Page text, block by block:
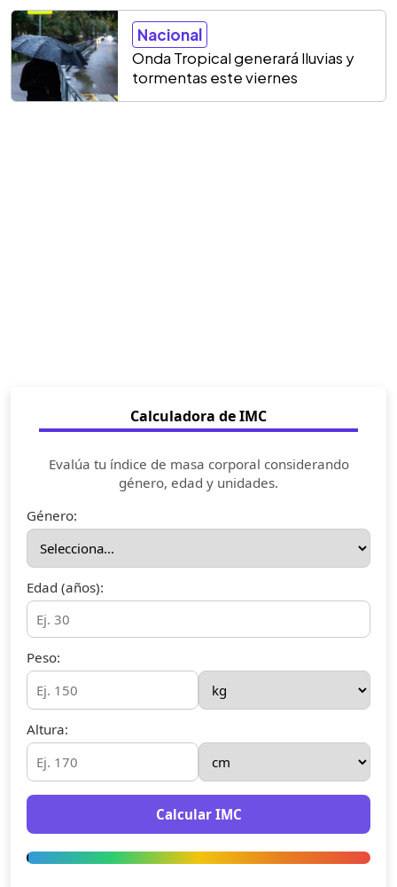
Nacional
Onda Tropical generará lluvias y
tormentas este viernes
Calculadora de IMC
Evalúa tu índice de masa corporal considerando
género, edad y unidades.
Género:
Edad (años):
Peso:
Altura:
Calcular IMC